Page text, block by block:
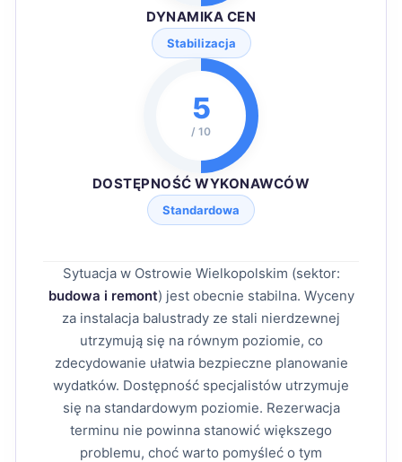
DYNAMIKA CEN
Stabilizacja
5
/ 10
DOSTĘPNOŚĆ WYKONAWCÓW
Standardowa
Sytuacja w Ostrowie Wielkopolskim (sektor:
budowa i remont) jest obecnie stabilna. Wyceny
za instalacja balustrady ze stali nierdzewnej
utrzymują się na równym poziomie, co
zdecydowanie ułatwia bezpieczne planowanie
wydatków. Dostępność specjalistów utrzymuje
się na standardowym poziomie. Rezerwacja
terminu nie powinna stanowić większego
problemu, choć warto pomyśleć o tym